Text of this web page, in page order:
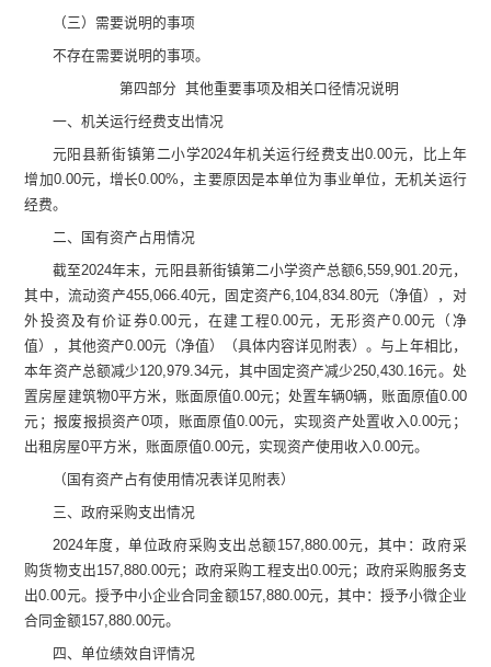
（三）需要说明的事项
不存在需要说明的事项。
第四部分
其他重要事项及相关口径情况说明
一、 机关运行经费支出情况
元阳县新街镇第二小学2024年机关运行经费支出0.00元，
比上年
增加0.00元，增长0.00% ，主要原因是本单位为事业单位，无机关运行
经费。
二、
国有资产占用情况
截至2024年末，元阳县新街镇第二小学资产总额6,559,901.20元，
其中，流动资产455,066.40元，固定资产6,104,834.80元（净值），对
外投资及有价证券0.00元，在建工程0.00元，无形资产0.00元（净
值），其他资产0.00元（净值）（具体内容详见附表）。与上年相比，
本年资产总额减少120,979.34元，其中固定资产减少250,430.16元。处
置房屋建筑物0平方米，账面原值0.00元；处置车辆0辆，账面原值0.00
元 ；报废报损资产0项，账面原值0.00元，实现资产处置收入0.00元 ；
出租房屋0平方米，账面原值0.00元，实现资产使用收入0.00元。
（ 国有资产占有使用情况表详见附表）
三、政府采购支出情况
2024年度，单位政府采购支出总额157,880.00元，其中：政府采
购货物支出157,880.00元；政府采购工程支出0.00元；政府采购服务支
出0.00元。授予中小企业合同金额157,880.00元，其中：授予小微企业
合同金额157,880.00元。
四、单位绩效自评情况